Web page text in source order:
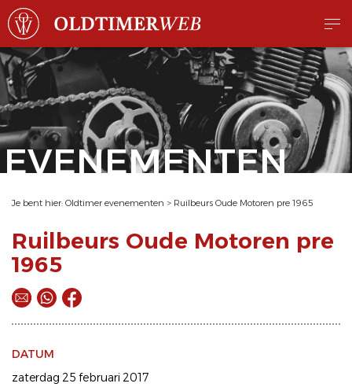
EVENEMENTEN
Je bent hier: Oldtimer evenementen > Ruilbeurs Oude Motoren pre 1965
Ruilbeurs Oude Motoren pre
1965
DATUM
zaterdag 25 februari 2017